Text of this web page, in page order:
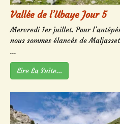
Vallée de l’Ubaye Jour 5
Mercredi 1er juillet. Pour
nous sommes élancés de
...
Lire La Suite…